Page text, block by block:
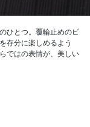
ひとつ。覆輪止めのピ
存分に楽しめるよう
ではの表情が、美しい